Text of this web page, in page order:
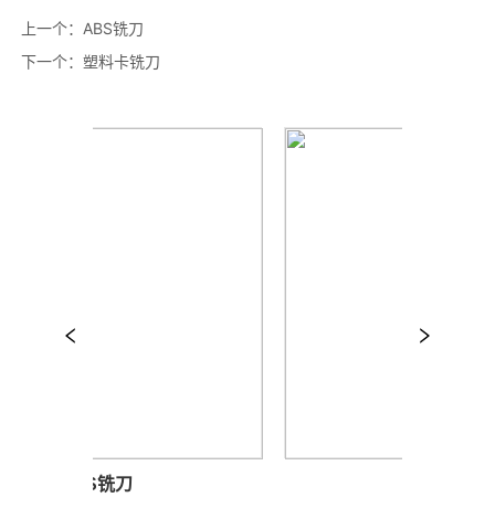
上一个： ABS铣刀
下一个： 塑料卡铣刀
ABS铣刀